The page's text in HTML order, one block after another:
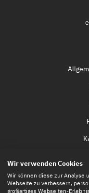
Wir verwenden Cookies
Wir können diese zur Analyse
Webseite zu verbessern,
großartiges Webseiten-